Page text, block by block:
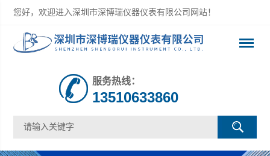
您好，欢迎进入深圳市深博瑞仪器仪表有限公司网站！
服务热线：
13510633860